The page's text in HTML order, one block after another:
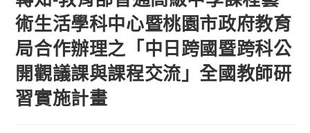
術生活學科中心暨桃園市政府教育
局合作辦理之「中日跨國暨跨科公
開觀議課與課程交流」全國教師研
習實施計畫